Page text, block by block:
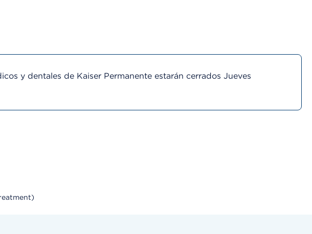
y dentales de Kaiser Permanente estarán cerrados Jueves